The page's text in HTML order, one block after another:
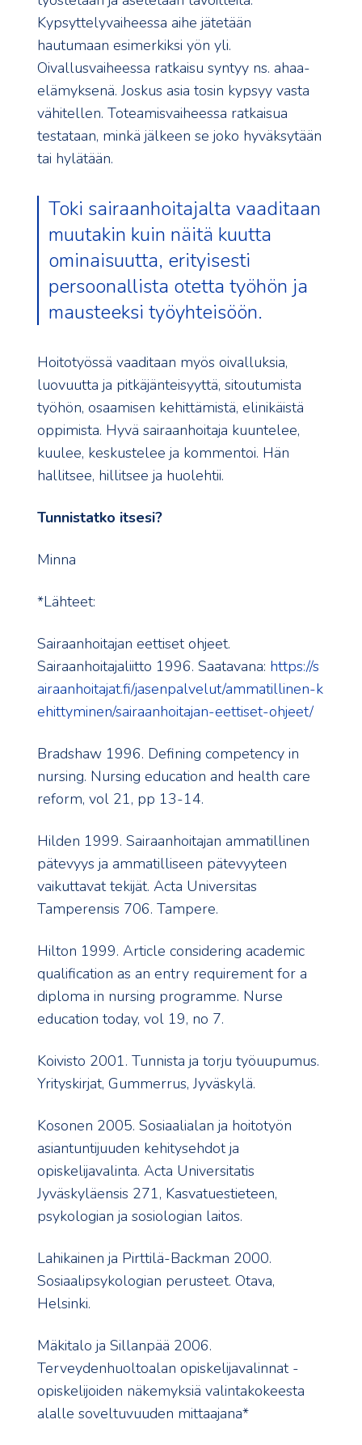
Kypsyttelyvaiheessa aihe jätetään
hautumaan esimerkiksi yön yli.
Oivallusvaiheessa ratkaisu syntyy ns. ahaa-
elämyksenä. Joskus asia tosin kypsyy vasta
vähitellen. Toteamisvaiheessa ratkaisua
testataan, minkä jälkeen se joko hyväksytään
tai hylätään.
Toki sairaanhoitajalta vaaditaan
muutakin kuin näitä kuutta
ominaisuutta, erityisesti
persoonallista otetta työhön ja
mausteeksi työyhteisöön.
Hoitotyössä vaaditaan myös oivalluksia,
luovuutta ja pitkäjänteisyyttä, sitoutumista
työhön, osaamisen kehittämistä, elinikäistä
oppimista. Hyvä sairaanhoitaja kuuntelee,
kuulee, keskustelee ja kommentoi. Hän
hallitsee, hillitsee ja huolehtii.
Tunnistatko itsesi?
Minna
*Lähteet:
Sairaanhoitajan eettiset ohjeet.
Sairaanhoitajaliitto 1996. Saatavana: https://s
airaanhoitajat.fi/jasenpalvelut/ammatillinen-k
ehittyminen/sairaanhoitajan-eettiset-ohjeet/
Bradshaw 1996. Defining competency in
nursing. Nursing education and health care
reform, vol 21, pp 13-14.
Hilden 1999. Sairaanhoitajan ammatillinen
pätevyys ja ammatilliseen pätevyyteen
vaikuttavat tekijät. Acta Universitas
Tamperensis 706. Tampere.
Hilton 1999. Article considering academic
qualification as an entry requirement for a
diploma in nursing programme. Nurse
education today, vol 19, no 7.
Koivisto 2001. Tunnista ja torju työuupumus.
Yrityskirjat, Gummerrus, Jyväskylä.
Kosonen 2005. Sosiaalialan ja hoitotyön
asiantuntijuuden kehitysehdot ja
opiskelijavalinta. Acta Universitatis
Jyväskyläensis 271, Kasvatuestieteen,
psykologian ja sosiologian laitos.
Lahikainen ja Pirttilä-Backman 2000.
Sosiaalipsykologian perusteet. Otava,
Helsinki.
Mäkitalo ja Sillanpää 2006.
Terveydenhuoltoalan opiskelijavalinnat -
opiskelijoiden näkemyksiä valintakokeesta
alalle soveltuvuuden mittaajana*